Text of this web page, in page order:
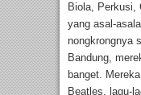
Biola, Perkusi,
yang asal-
nongkrongnya
Bandung,
banget.
Beatles, lagu-